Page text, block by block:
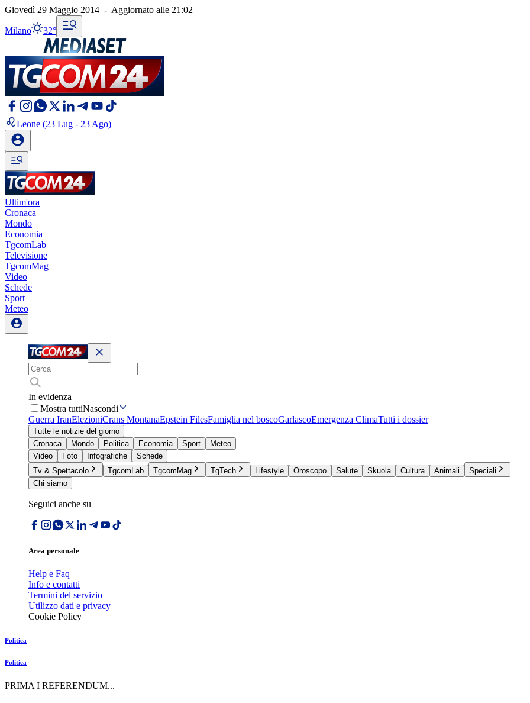
Giovedì 29 Maggio 2014 - Aggiornato alle 21:02
Milano 32°
Leone (23 Lug - 23 Ago)
Ultim'ora
Cronaca
Mondo
Economia
TgcomLab
Televisione
TgcomMag
Video
Schede
Sport
Meteo
In evidenza
Mostra tuttiNascondi
Guerra IranElezioniCrans MontanaEpstein FilesFamiglia nel boscoGarlascoEmergenza ClimaTutti i dossier
Tutte le notizie del giorno
Cronaca
Mondo Politica Economia Sport
Meteo
Video
Foto Infografiche
Schede
Tv & Spettacolo
TgcomLab TgcomMag TgTech Lifestyle Oroscopo Salute Skuola Cultura Animali
Speciali
Chi siamo
Seguici anche su
Area personale
Help e Faq
Info e contatti
Termini del servizio
Utilizzo dati e privacy
Cookie Policy
Politica
Politica
PRIMA I REFERENDUM...